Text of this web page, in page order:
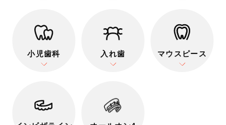
小児歯科 入れ歯 マウスピース